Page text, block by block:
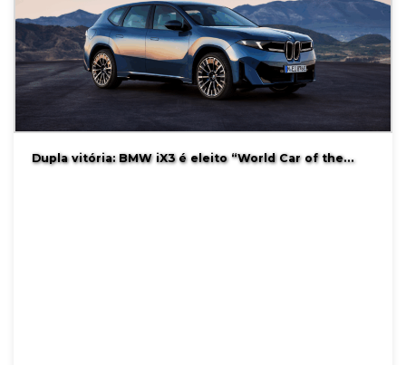
Dupla vitória: BMW iX3 é eleito “World Car of the…